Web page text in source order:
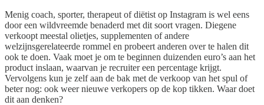
Menig coach, sporter, therapeut of diëtist op Instagram is wel eens
door een wildvreemde benaderd met dit soort vragen. Diegene
verkoopt meestal olietjes, supplementen of andere
welzijnsgerelateerde rommel en probeert anderen over te halen dit
ook te doen. Vaak moet je om te beginnen duizenden euro’s aan het
product inslaan, waarvan je recruiter een percentage krijgt.
Vervolgens kun je zelf aan de bak met de verkoop van het spul of
beter nog: ook weer nieuwe verkopers op de kop tikken. Waar doet
dit aan denken?